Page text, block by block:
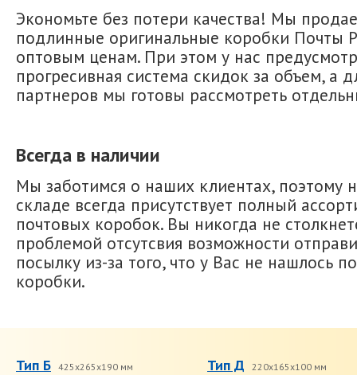
Экономьте без потери качества! Мы
подлинные оригинальные коробки Почты
оптовым ценам. При этом у нас
прогресивная система скидок за объем, а
партнеров мы готовы рассмотреть
Всегда в наличии
Мы заботимся о наших клиентах, поэтому
складе всегда присутствует полный
почтовых коробок. Вы никогда не
проблемой отсутсвия возможности
посылку из-за того, что у Вас не нашлось
коробки.
Тип Б 425x265x190 мм Тип Д 220x165x100 мм